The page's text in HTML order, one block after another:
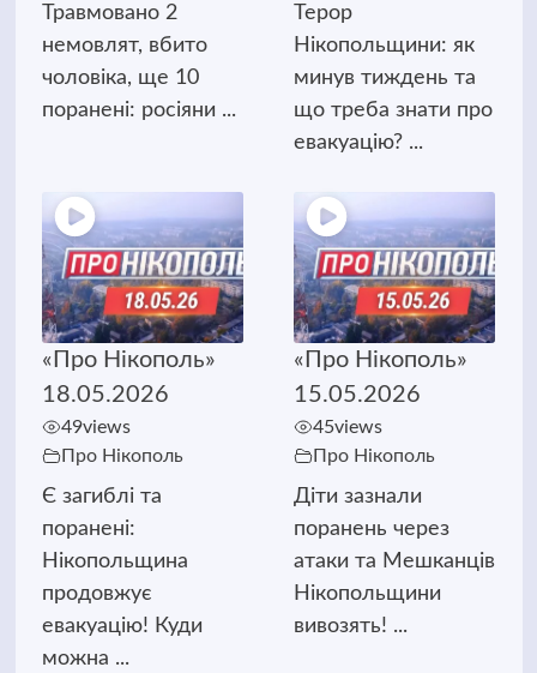
Травмовано 2
немовлят, вбито
чоловіка, ще 10
поранені: росіяни ...
Терор
Нікопольщини: як
минув тиждень та
що треба знати про
евакуацію? ...
«Про Нікополь»
18.05.2026
49views
Про Нікополь
Є загиблі та
поранені:
Нікопольщина
продовжує
евакуацію! Куди
можна ...
«Про Нікополь»
15.05.2026
45views
Про Нікополь
Діти зазнали
поранень через
атаки та Мешканців
Нікопольщини
вивозять! ...